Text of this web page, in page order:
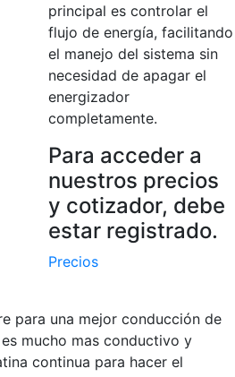
principal es controlar el
flujo de energía, facilitando
el manejo del sistema sin
necesidad de apagar el
energizador
completamente.
Para acceder a
nuestros precios
y cotizador, debe
estar registrado.
Precios
para una mejor conducción de
mucho mas conductivo y
continua para hacer el